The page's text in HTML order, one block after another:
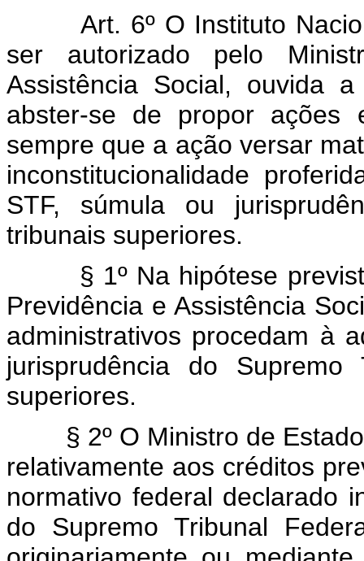
Art. 6º O Instituto
ser autorizado pelo
Assistência Social, ouvida
abster-se de propor ações
sempre que a ação versar
inconstitucionalidade
STF, súmula ou
tribunais superiores.
§ 1º Na hipótese prevista
Previdência e Assistência
administrativos procedam à
jurisprudência do
superiores.
§ 2º O Ministro de Estado
relativamente aos créditos
normativo federal declarado
do Supremo Tribunal